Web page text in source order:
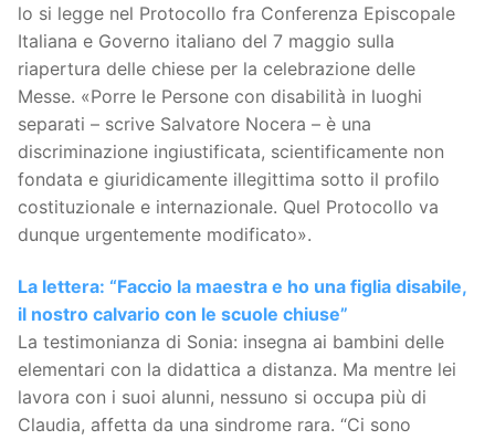
lo si legge nel Protocollo fra Conferenza Episcopale
Italiana e Governo italiano del 7 maggio sulla
riapertura delle chiese per la celebrazione delle
Messe. «Porre le Persone con disabilità in luoghi
separati – scrive Salvatore Nocera – è una
discriminazione ingiustificata, scientificamente non
fondata e giuridicamente illegittima sotto il profilo
costituzionale e internazionale. Quel Protocollo va
dunque urgentemente modificato».
La lettera: “Faccio la maestra e ho una figlia disabile,
il nostro calvario con le scuole chiuse”
La testimonianza di Sonia: insegna ai bambini delle
elementari con la didattica a distanza. Ma mentre lei
lavora con i suoi alunni, nessuno si occupa più di
Claudia, affetta da una sindrome rara. “Ci sono